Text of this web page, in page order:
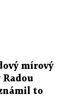
mírový
Radou
to